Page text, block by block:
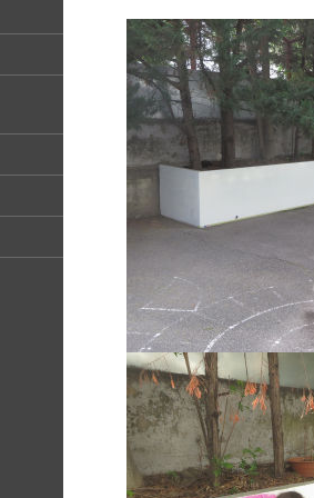
F
a
c
e
b
o
k